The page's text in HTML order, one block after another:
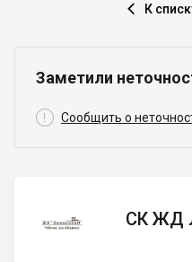
 К
Заметили
 Сообщить о
Липинский
СК ЖД